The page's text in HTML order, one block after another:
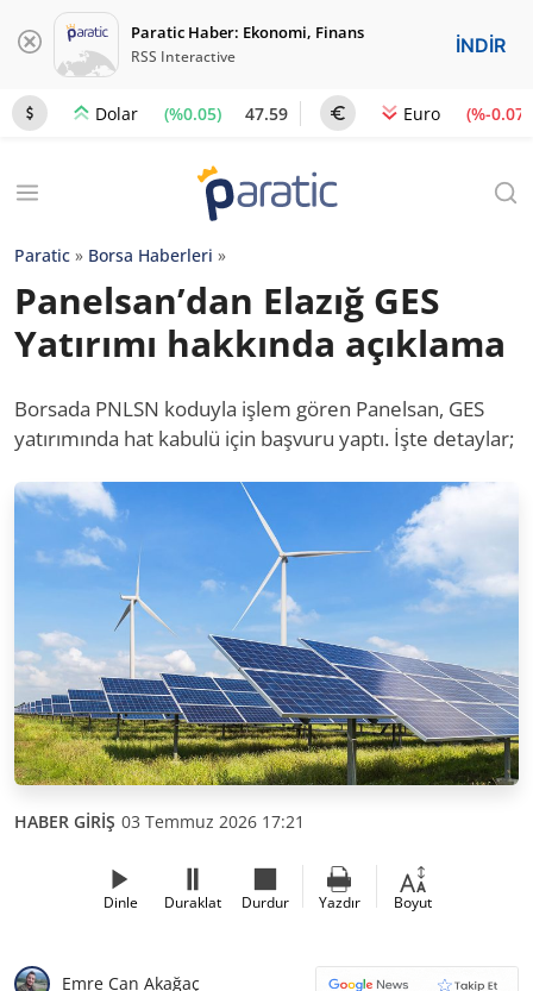
Paratic Haber: Ekonomi, Finans
RSS Interactive İNDİR
Dolar (%0.05) 47.59 Euro (%-0.07)
Paratic » Borsa Haberleri »
Panelsan’dan Elazığ GES
Yatırımı hakkında açıklama
Borsada PNLSN koduyla işlem gören Panelsan, GES
yatırımında hat kabulü için başvuru yaptı. İşte detaylar;
HABER GİRİŞ 03 Temmuz 2026 17:21
Dinle Duraklat Durdur Yazdır Boyut
Emre Can Akağaç